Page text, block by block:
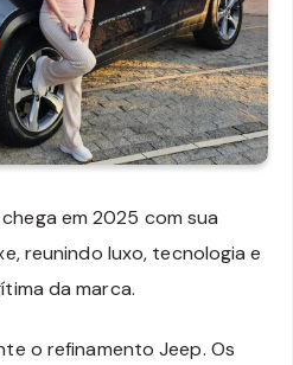
em 2025 com sua
reunindo luxo, tecnologia e
da marca.
o refinamento Jeep. Os